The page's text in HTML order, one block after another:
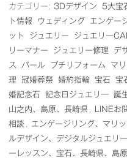
カテゴリー: 3Dデザイン 5大宝
ト情報
ウェディング エンゲー
ット
ジュエリー ジュエリー
リーマナー
ジュエリー修理 デ
ス
パール プチリフォーム マ
理
冠婚葬祭 婚約指輪 宝石 宝
婚記念石
記念日ジュエリ― 誕
山之内、島原、長崎県
LINEお
相談
エンゲージリング、マリ
ルデザイン、デジタルジュエリ
ーレッスン、宝石、長崎県、島